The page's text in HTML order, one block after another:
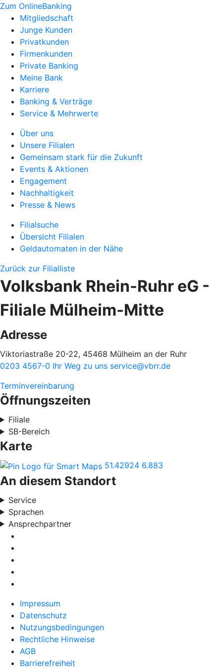
Zum OnlineBanking
Mitgliedschaft
Junge Kunden
Privatkunden
Firmenkunden
Private Banking
Meine Bank
Karriere
Banking & Verträge
Service & Mehrwerte
Über uns
Unsere Filialen
Gemeinsam stark für die Zukunft
Events & Aktionen
Engagement
Nachhaltigkeit
Presse & News
Filialsuche
Übersicht Filialen
Geldautomaten in der Nähe
Zurück zur Filialliste
Volksbank Rhein-Ruhr eG -
Filiale Mülheim-Mitte
Adresse
Viktoriastraße 20-22, 45468 Mülheim an der Ruhr
0203 4567-0 Ihr Weg zu uns service@vbrr.de
Terminvereinbarung
Öffnungszeiten
Filiale
SB-Bereich
Karte
51.42924 6.883
An diesem Standort
Service
Sprachen
Ansprechpartner
Impressum
Datenschutz
Nutzungsbedingungen
Rechtliche Hinweise
AGB
Barrierefreiheit